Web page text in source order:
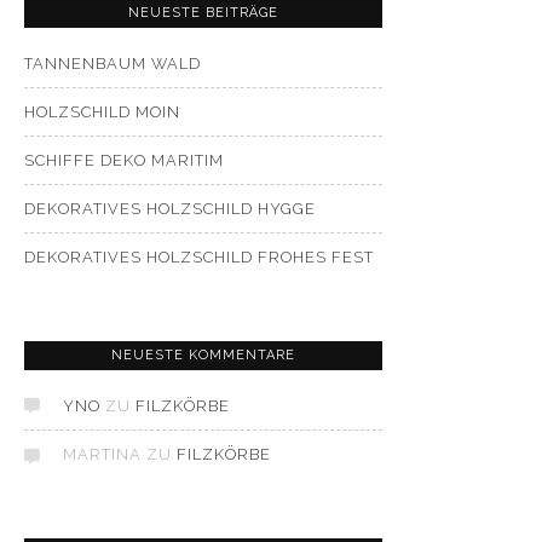
NEUESTE BEITRÄGE
TANNENBAUM WALD
HOLZSCHILD MOIN
SCHIFFE DEKO MARITIM
DEKORATIVES HOLZSCHILD HYGGE
DEKORATIVES HOLZSCHILD FROHES FEST
NEUESTE KOMMENTARE
YNO ZU FILZKÖRBE
MARTINA ZU FILZKÖRBE